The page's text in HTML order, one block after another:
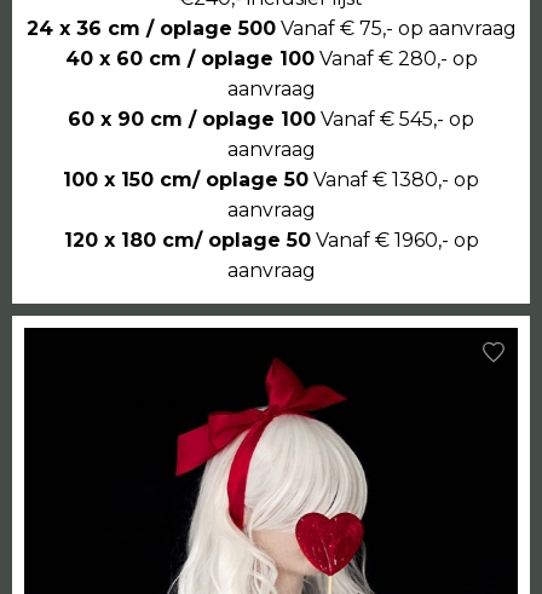
24 x 36 cm / oplage 500Vanaf € 75,- op aanvraag
40 x 60 cm / oplage 100Vanaf € 280,- op
aanvraag
60 x 90 cm / oplage 100 Vanaf € 545,- op
aanvraag
100 x 150 cm/ oplage 50 Vanaf € 1380,- op
aanvraag
120 x 180 cm/ oplage 50Vanaf € 1960,- op
aanvraag